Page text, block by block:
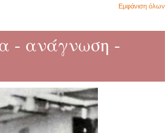
Εμφάνιση όλων
- ανάγνωση -